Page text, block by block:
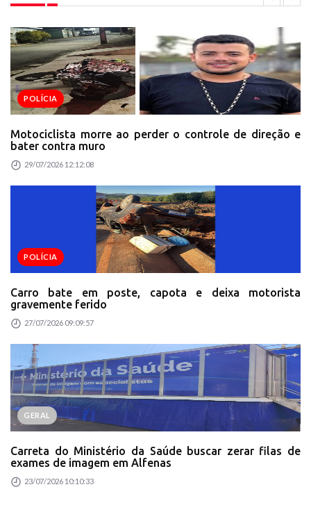
POLÍCIA
Motociclista morre ao perder o controle de direção e
bater contra muro
29/07/2026 12:12:08
POLÍCIA
Carro bate em poste, capota e deixa motorista
gravemente ferido
27/07/2026 09:09:57
GERAL
Carreta do Ministério da Saúde buscar zerar filas de
exames de imagem em Alfenas
23/07/2026 10:10:33